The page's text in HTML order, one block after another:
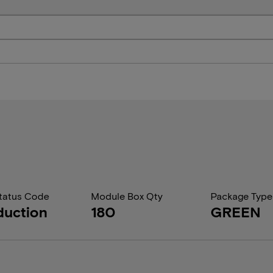
Code Module Box Qty
180
Package Type
GREEN